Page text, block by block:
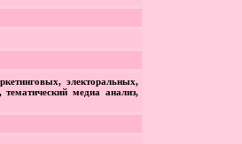
электоральных,
медиа анализ,